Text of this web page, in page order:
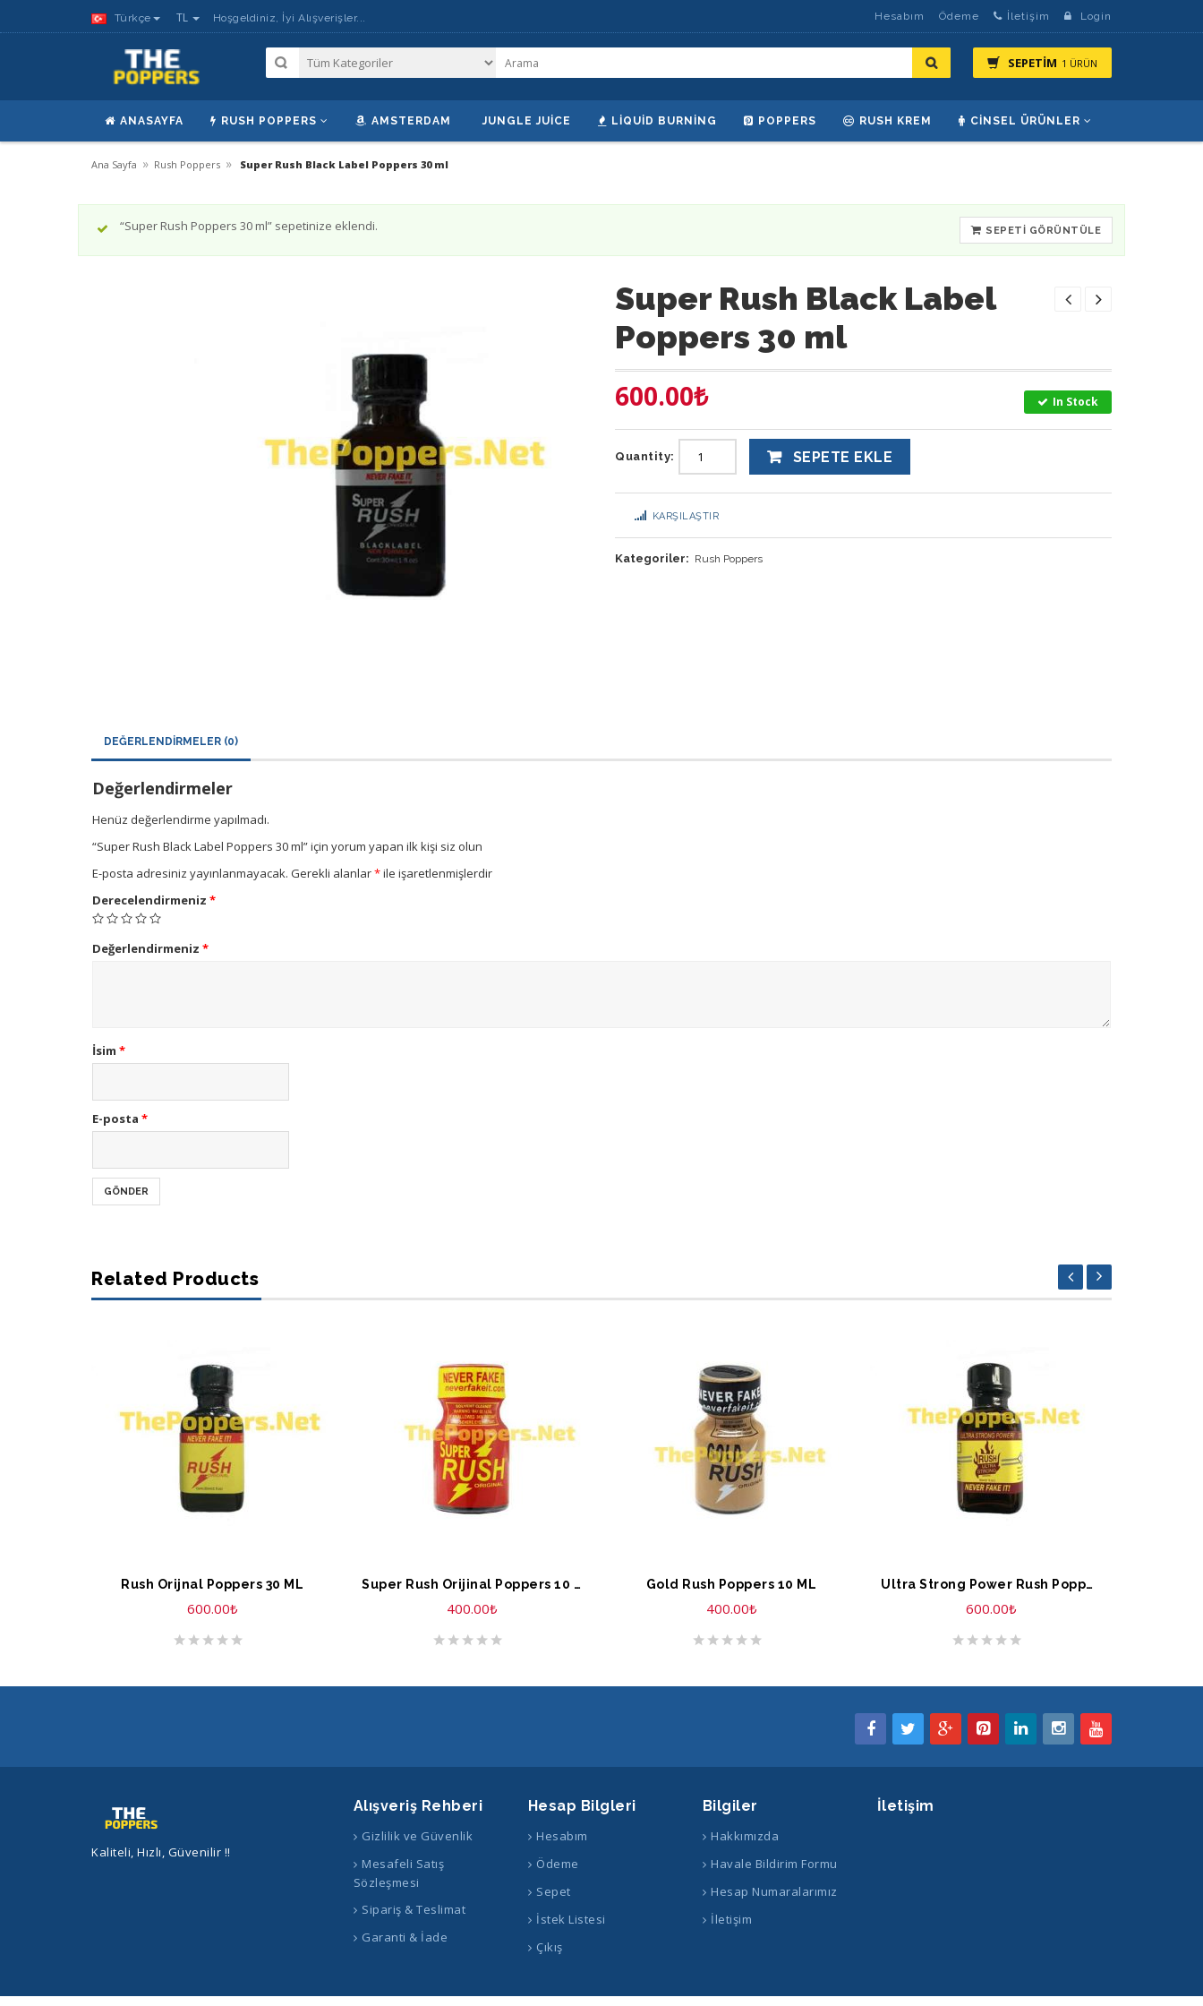
Türkçe TL Hoşgeldiniz, İyi Alışverişler... Hesabım Ödeme İletişim Login
SEPETİM 1 ÜRÜN
ANASAYFA RUSH POPPERS AMSTERDAM JUNGLE JUICE LIQUID BURNING POPPERS RUSH KREM CINSEL ÜRÜNLER
Ana Sayfa » Rush Poppers » Super Rush Black Label Poppers 30 ml
SEPETI GÖRÜNTÜLE
“Super Rush Poppers 30 ml” sepetinize eklendi.
Super Rush Black Label
Poppers 30 ml
600.00₺ In Stock
Quantity: SEPETE EKLE
KARŞILAŞTIR
Kategoriler: Rush Poppers
DEĞERLENDIRMELER (0)
Değerlendirmeler
Henüz değerlendirme yapılmadı.
“Super Rush Black Label Poppers 30 ml” için yorum yapan ilk kişi siz olun
E-posta adresiniz yayınlanmayacak. Gerekli alanlar*ile işaretlenmişlerdir
Derecelendirmeniz *
Değerlendirmeniz *
İsim *
E-posta *
Related Products
SEPETE EKLE
Rush Orijnal Poppers 30 ML
600.00₺
SEPETE EKLE Super Rush Orijinal Poppers 10 ML
400.00₺
SEPETE EKLE
Gold Rush Poppers 10 ML
400.00₺
SEPETE EKLE Ultra Strong Power Rush Poppers 30 ml
600.00₺
Kaliteli, Hızlı, Güvenilir !!
Alışveriş Rehberi
Gizlilik ve Güvenlik
Mesafeli Satış
Sözleşmesi
Sipariş & Teslimat
Garanti & İade
Hesap Bilgleri
Hesabım
Ödeme
Sepet
İstek Listesi
Çıkış
Bilgiler
Hakkımızda
Havale Bildirim Formu
Hesap Numaralarımız
İletişim
İletişim